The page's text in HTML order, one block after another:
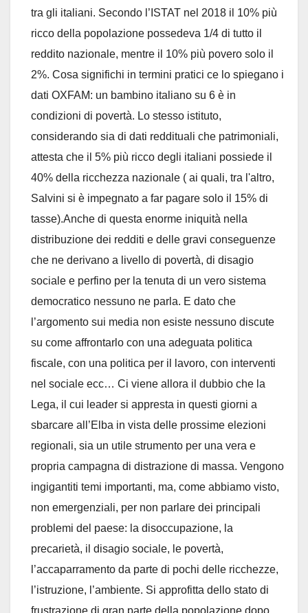
tra gli italiani. Secondo l’ISTAT nel 2018 il 10% più
ricco della popolazione possedeva 1/4 di tutto il
reddito nazionale, mentre il 10% più povero solo il
2%. Cosa significhi in termini pratici ce lo spiegano i
dati OXFAM: un bambino italiano su 6 è in
condizioni di povertà. Lo stesso istituto,
considerando sia di dati reddituali che patrimoniali,
attesta che il 5% più ricco degli italiani possiede il
40% della ricchezza nazionale ( ai quali, tra l'altro,
Salvini si è impegnato a far pagare solo il 15% di
tasse).Anche di questa enorme iniquità nella
distribuzione dei redditi e delle gravi conseguenze
che ne derivano a livello di povertà, di disagio
sociale e perfino per la tenuta di un vero sistema
democratico nessuno ne parla. E dato che
l’argomento sui media non esiste nessuno discute
su come affrontarlo con una adeguata politica
fiscale, con una politica per il lavoro, con interventi
nel sociale ecc… Ci viene allora il dubbio che la
Lega, il cui leader si appresta in questi giorni a
sbarcare all’Elba in vista delle prossime elezioni
regionali, sia un utile strumento per una vera e
propria campagna di distrazione di massa. Vengono
ingigantiti temi importanti, ma, come abbiamo visto,
non emergenziali, per non parlare dei principali
problemi del paese: la disoccupazione, la
precarietà, il disagio sociale, le povertà,
l’accaparramento da parte di pochi delle ricchezze,
l’istruzione, l’ambiente. Si approfitta dello stato di
frustrazione di gran parte della popolazione dopo